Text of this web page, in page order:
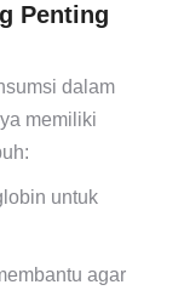
Penting
dalam
memiliki
untuk
agar